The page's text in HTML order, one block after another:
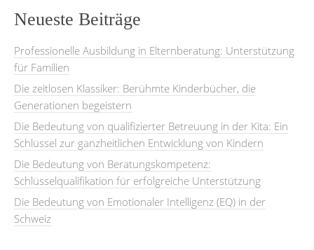
Neueste Beiträge
Professionelle Ausbildung in Elternberatung: Unterstützung
für Familien
Die zeitlosen Klassiker: Berühmte Kinderbücher, die
Generationen begeistern
Die Bedeutung von qualifizierter Betreuung in der Kita: Ein
Schlüssel zur ganzheitlichen Entwicklung von Kindern
Die Bedeutung von Beratungskompetenz:
Schlüsselqualifikation für erfolgreiche Unterstützung
Die Bedeutung von Emotionaler Intelligenz (EQ) in der
Schweiz